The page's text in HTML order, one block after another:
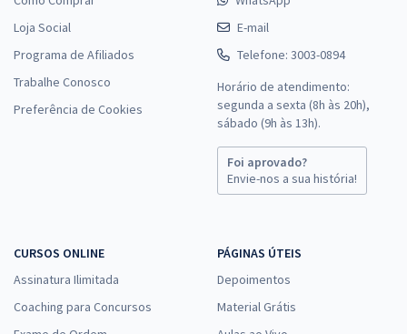
Loja Social
Programa de Afiliados
Trabalhe Conosco
Preferência de Cookies
E-mail
Telefone: 3003-0894
Horário de atendimento:
segunda a sexta (8h às 20h),
sábado (9h às 13h).
Foi aprovado?
Envie-nos a sua história!
CURSOS ONLINE
Assinatura Ilimitada
Coaching para Concursos
PÁGINAS ÚTEIS
Depoimentos
Material Grátis